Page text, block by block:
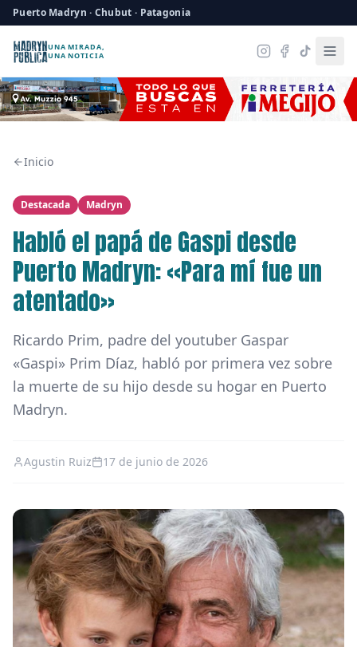
Puerto Madryn · Chubut · Patagonia
UNA MIRADA,
UNA NOTICIA
Inicio
Destacada Madryn
Habló el papá de Gaspi desde
Puerto Madryn: «Para mí fue un
atentado»
Ricardo Prim, padre del youtuber Gaspar
«Gaspi» Prim Díaz, habló por primera vez sobre
la muerte de su hijo desde su hogar en Puerto
Madryn.
Agustin Ruiz 17 de junio de 2026